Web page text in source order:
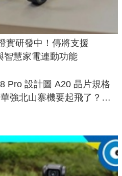
實研發中！傳將支援
智慧家電連動功能
Pro 設計圖 A20 晶片規格
強北山寨機要起飛了？專